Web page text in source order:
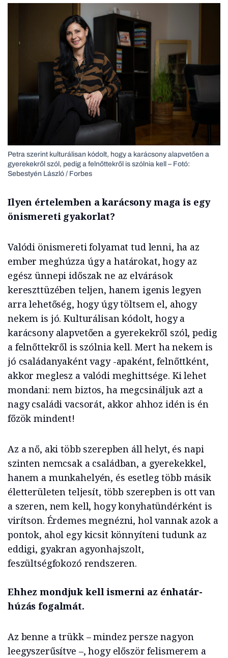
Petra szerint kulturálisan kódolt, hogy a karácsony alapvetően a
gyerekekről szól, pedig a felnőttekről is szólnia kell – Fotó:
Sebestyén László / Forbes
Ilyen értelemben a karácsony maga is egy
önismereti gyakorlat?
Valódi önismereti folyamat tud lenni, ha az
ember meghúzza úgy a határokat, hogy az
egész ünnepi időszak ne az elvárások
kereszttüzében teljen, hanem igenis legyen
arra lehetőség, hogy úgy töltsem el, ahogy
nekem is jó. Kulturálisan kódolt, hogy a
karácsony alapvetően a gyerekekről szól, pedig
a felnőttekről is szólnia kell. Mert ha nekem is
jó családanyaként vagy -apaként, felnőttként,
akkor meglesz a valódi meghittsége. Ki lehet
mondani: nem biztos, ha megcsináljuk azt a
nagy családi vacsorát, akkor ahhoz idén is én
főzök mindent!
Az a nő, aki több szerepben áll helyt, és napi
szinten nemcsak a családban, a gyerekekkel,
hanem a munkahelyén, és esetleg több másik
életterületen teljesít, több szerepben is ott van
a szeren, nem kell, hogy konyhatündérként is
virítson. Érdemes megnézni, hol vannak azok a
pontok, ahol egy kicsit könnyíteni tudunk az
eddigi, gyakran agyonhajszolt,
feszültségfokozó rendszeren.
Ehhez mondjuk kell ismerni az énhatár-
húzás fogalmát.
Az benne a trükk – mindez persze nagyon
leegyszerűsítve –, hogy először felismerem a